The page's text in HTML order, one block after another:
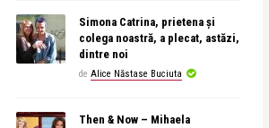
Simona Catrina, prietena și
colega noastră, a plecat, astăzi,
dintre noi
de Alice Năstase Buciuta
Then & Now – Mihaela